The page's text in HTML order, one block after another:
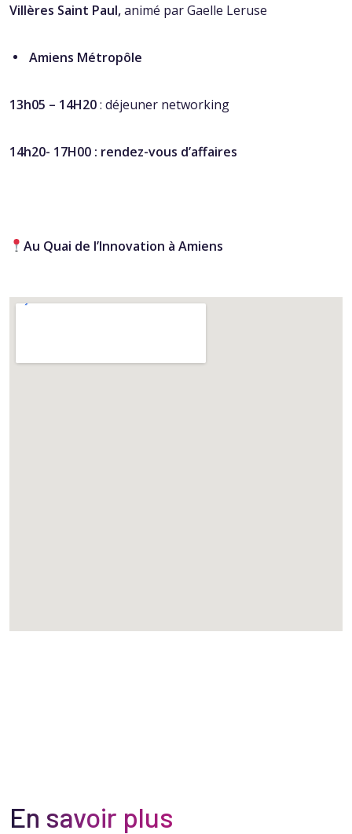
Villères Saint Paul,animé par Gaelle Leruse
Amiens Métropôle
13h05 – 14H20: déjeuner networking
14h20- 17H00 : rendez-vous d’affaires
Au Quai de l’Innovation à Amiens
En savoir plus